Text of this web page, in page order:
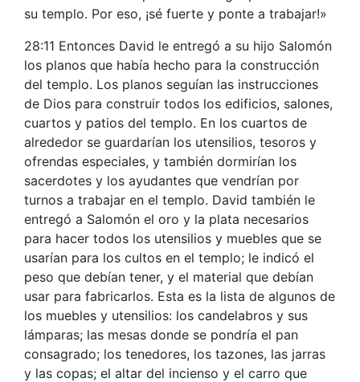
su templo. Por eso, ¡sé fuerte y ponte a trabajar!»
28:11 Entonces David le entregó a su hijo Salomón
los planos que había hecho para la construcción
del templo. Los planos seguían las instrucciones
de Dios para construir todos los edificios, salones,
cuartos y patios del templo. En los cuartos de
alrededor se guardarían los utensilios, tesoros y
ofrendas especiales, y también dormirían los
sacerdotes y los ayudantes que vendrían por
turnos a trabajar en el templo. David también le
entregó a Salomón el oro y la plata necesarios
para hacer todos los utensilios y muebles que se
usarían para los cultos en el templo; le indicó el
peso que debían tener, y el material que debían
usar para fabricarlos. Esta es la lista de algunos de
los muebles y utensilios: los candelabros y sus
lámparas; las mesas donde se pondría el pan
consagrado; los tenedores, los tazones, las jarras
y las copas; el altar del incienso y el carro que